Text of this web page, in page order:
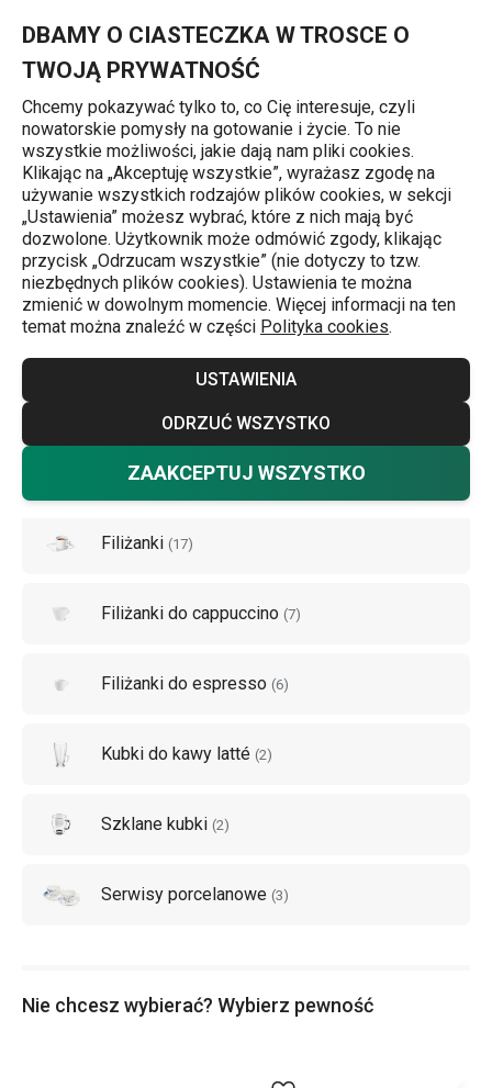
DBAMY O CIASTECZKA W TROSCE O
TWOJĄ PRYWATNOŚĆ
Chcemy pokazywać tylko to, co Cię interesuje, czyli
nowatorskie pomysły na gotowanie i życie. To nie
wszystkie możliwości, jakie dają nam pliki cookies.
Klikając na „Akceptuję wszystkie”, wyrażasz zgodę na
używanie wszystkich rodzajów plików cookies, w sekcji
„Ustawienia” możesz wybrać, które z nich mają być
dozwolone. Użytkownik może odmówić zgody, klikając
przycisk „Odrzucam wszystkie” (nie dotyczy to tzw.
niezbędnych plików cookies). Ustawienia te można
zmienić w dowolnym momencie. Więcej informacji na ten
temat można znaleźć w części Polityka cookies.
USTAWIENIA
ODRZUĆ WSZYSTKO
ZAAKCEPTUJ WSZYSTKO
Napoje
Kubki i filiżanki
Miniaturowe espresso i naprawdę porządna porcja naparu
ziołowego wygląda o wiele atrakcyjniej, kiedy jest
serwowana w stylowych kubkach lub filiżankach
wykonanych z wysokiej jakości porcelany czy szkła. W
asortymencie TESCOMA każdy znajdzie dla siebie idealną
filiżankę.
Kubki(19 )
Filiżanki (17)
Filiżanki do cappuccino (7)
Filiżanki do espresso (6)
Kubki do kawy latté (2)
Szklane kubki (2)
Serwisy porcelanowe (3)
Nie chcesz wybierać? Wybierz pewność